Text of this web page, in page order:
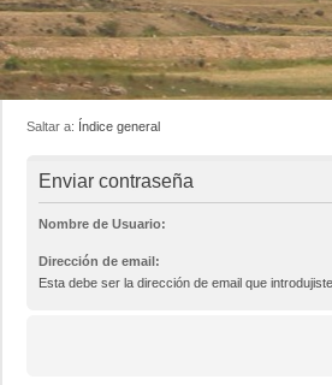
Saltar a: Índice general
Enviar contraseña
Nombre de Usuario:
Dirección de email:
Esta debe ser la dirección de email que